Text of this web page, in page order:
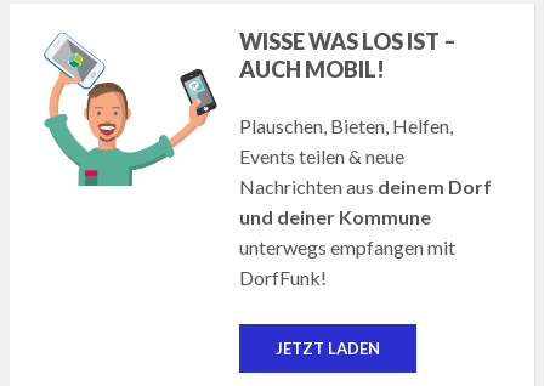
WISSE WAS LOS IST –
AUCH MOBIL!
Plauschen, Bieten, Helfen,
Events teilen & neue
Nachrichten aus deinem Dorf
und deiner Kommune
unterwegs empfangen mit
DorfFunk!
JETZT LADEN